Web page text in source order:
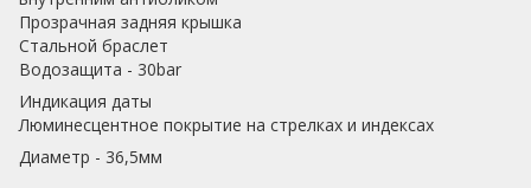
Прозрачная задняя крышка
Стальной браслет
Водозащита - 30bar
Индикация даты
Люминесцентное покрытие на стрелках и индексах
Диаметр - 36,5мм